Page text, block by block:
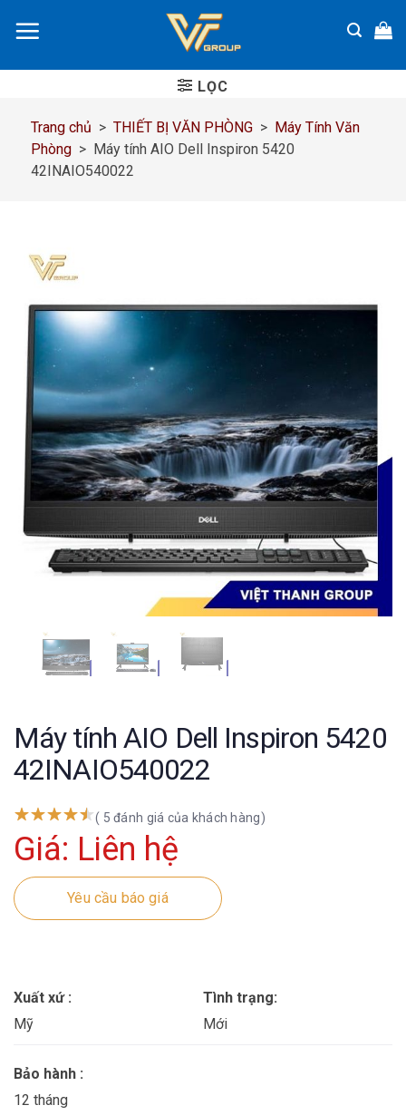
đến
dung
LỌC
Trang chủ > THIẾT BỊ VĂN PHÒNG > Máy Tính Văn
Phòng > Máy tính AIO Dell Inspiron 5420
42INAIO540022
Máy tính AIO Dell Inspiron 5420
42INAIO540022
( 5 đánh giá của khách hàng)
Giá: Liên hệ
Yêu cầu báo giá
Xuất xứ :
Mỹ
Tình trạng:
Mới
Bảo hành :
12 tháng